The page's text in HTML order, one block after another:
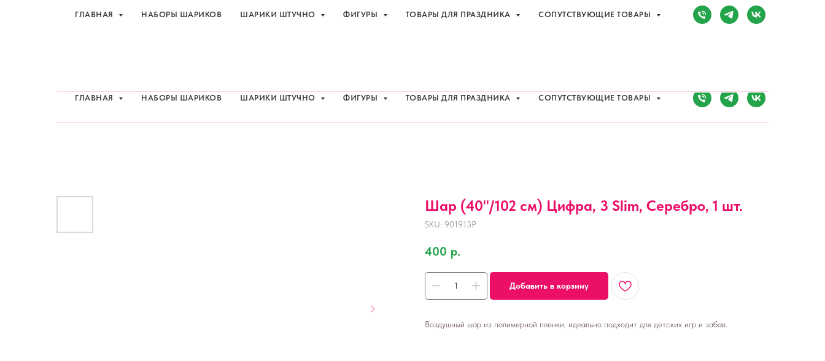
Сочи, Адлер,ул. Мира, д. 14
ГЛАВНАЯ НАБОРЫ ШАРИКОВ ШАРИКИ ШТУЧНО ФИГУРЫ ТОВАРЫ ДЛЯ ПРАЗДНИКА СОПУТСТВУЮЩИЕ ТОВАРЫ
ГЛАВНАЯ НАБОРЫ ШАРИКОВ ШАРИКИ ШТУЧНО ФИГУРЫ ТОВАРЫ ДЛЯ ПРАЗДНИКА СОПУТСТВУЮЩИЕ ТОВАРЫ
Шар (40''/102 см) Цифра, 3 Slim, Серебро, 1 шт.
SKU: 901913P
400 р.
Добавить в корзину
Воздушный шар из полимерной пленки, идеально подходит для детских игр и забав.